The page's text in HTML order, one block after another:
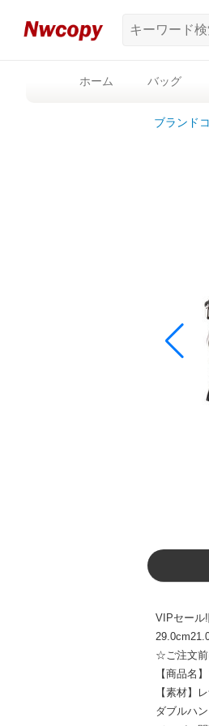
ホーム バッグ
ブランド
VIPセール
☆ご注文前
【商品名
【素材】
ダブルハ